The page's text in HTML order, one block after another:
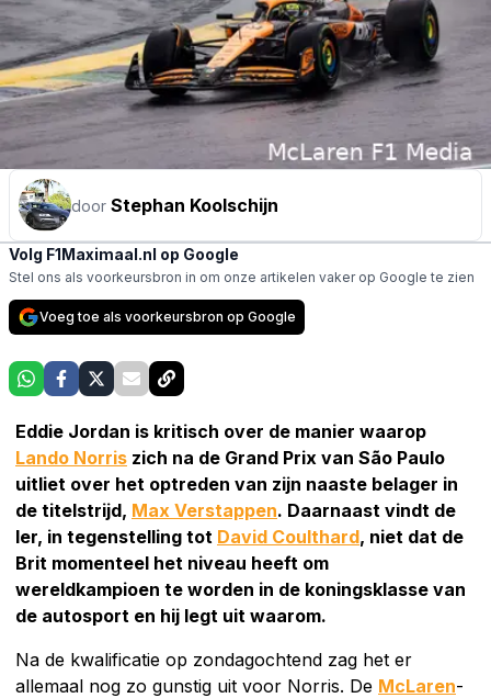
door Stephan Koolschijn
Volg F1Maximaal.nl op Google
Stel ons als voorkeursbron in om onze artikelen vaker op Google te zien
Voeg toe als voorkeursbron op Google
Eddie Jordan is kritisch over de manier waarop
Lando Norris zich na de Grand Prix van São Paulo
uitliet over het optreden van zijn naaste belager in
de titelstrijd, Max Verstappen. Daarnaast vindt de
Ier, in tegenstelling tot David Coulthard, niet dat de
Brit momenteel het niveau heeft om
wereldkampioen te worden in de koningsklasse van
de autosport en hij legt uit waarom.
Na de kwalificatie op zondagochtend zag het er
allemaal nog zo gunstig uit voor Norris. De McLaren-